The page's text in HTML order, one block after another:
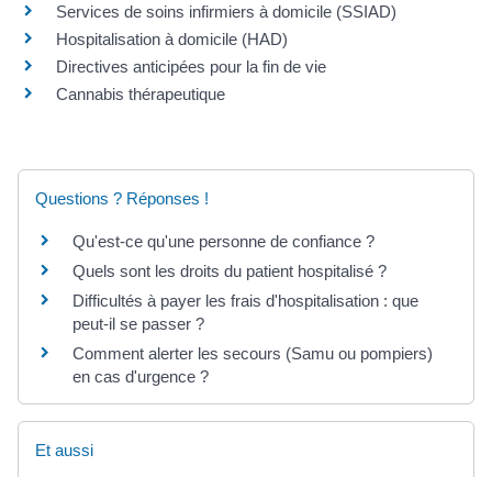
Services de soins infirmiers à domicile (SSIAD)
Hospitalisation à domicile (HAD)
Directives anticipées pour la fin de vie
Cannabis thérapeutique
Questions ? Réponses !
Qu'est-ce qu'une personne de confiance ?
Quels sont les droits du patient hospitalisé ?
Difficultés à payer les frais d'hospitalisation : que
peut-il se passer ?
Comment alerter les secours (Samu ou pompiers)
en cas d'urgence ?
Et aussi